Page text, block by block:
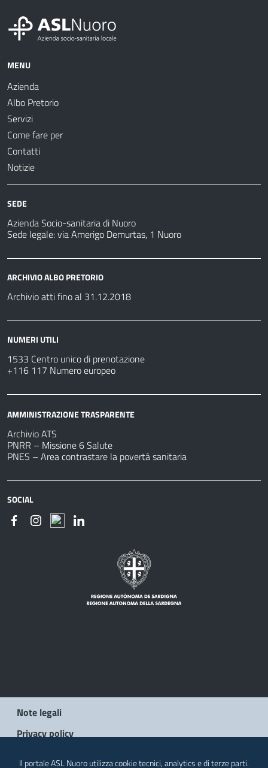
MENU
Azienda
Albo Pretorio
Servizi
Come fare per
Contatti
Notizie
SEDE
Azienda Socio-sanitaria di Nuoro
Sede legale: via Amerigo Demurtas, 1 Nuoro
ARCHIVIO ALBO PRETORIO
Archivio atti fino al 31.12.2018
NUMERI UTILI
1533 Centro unico di prenotazione
+116 117 Numero europeo
AMMINISTRAZIONE TRASPARENTE
Archivio ATS
PNRR – Missione 6 Salute
PNES – Area contrastare la povertà sanitaria
SOCIAL
Note legali
Privacy policy
Il portale ASL Nuoro utilizza cookie tecnici, analytics e di terze parti.